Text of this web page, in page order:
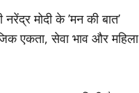
मोदी के ’मन की बात’
एकता, सेवा भाव और महिला